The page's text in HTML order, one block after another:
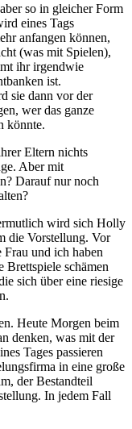
so in gleicher Form
eines Tags
anfangen können,
(was mit Spielen),
ihr irgendwie
ist.
sie dann vor der
wer das ganze
könnte.
Eltern nichts
Aber mit
Darauf nur noch
wird sich Holly
die Vorstellung. Vor
Frau und ich haben
Brettspiele schämen
sich über eine riesige
Heute Morgen beim
denken, was mit der
Tages passieren
in eine große
der Bestandteil
In jedem Fall